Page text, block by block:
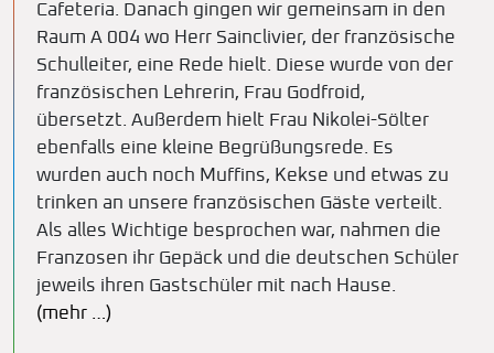
Cafeteria. Danach gingen wir gemeinsam in den
Raum A 004 wo Herr Sainclivier, der französische
Schulleiter, eine Rede hielt. Diese wurde von der
französischen Lehrerin, Frau Godfroid,
übersetzt. Außerdem hielt Frau Nikolei-Sölter
ebenfalls eine kleine Begrüßungsrede. Es
wurden auch noch Muffins, Kekse und etwas zu
trinken an unsere französischen Gäste verteilt.
Als alles Wichtige besprochen war, nahmen die
Franzosen ihr Gepäck und die deutschen Schüler
jeweils ihren Gastschüler mit nach Hause.
(mehr …)